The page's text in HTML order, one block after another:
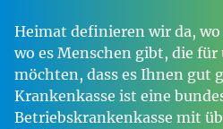
Heimat definieren wir da,
wo es Menschen gibt, die für
möchten, dass es Ihnen gut
Krankenkasse ist eine
Betriebskrankenkasse mit